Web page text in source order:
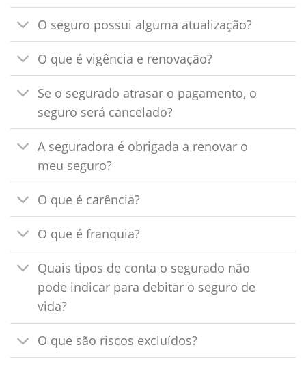
O seguro possui alguma atualização?
O que é vigência e renovação?
Se o segurado atrasar o pagamento, o
seguro será cancelado?
A seguradora é obrigada a renovar o
meu seguro?
O que é carência?
O que é franquia?
Quais tipos de conta o segurado não
pode indicar para debitar o seguro de
vida?
O que são riscos excluídos?